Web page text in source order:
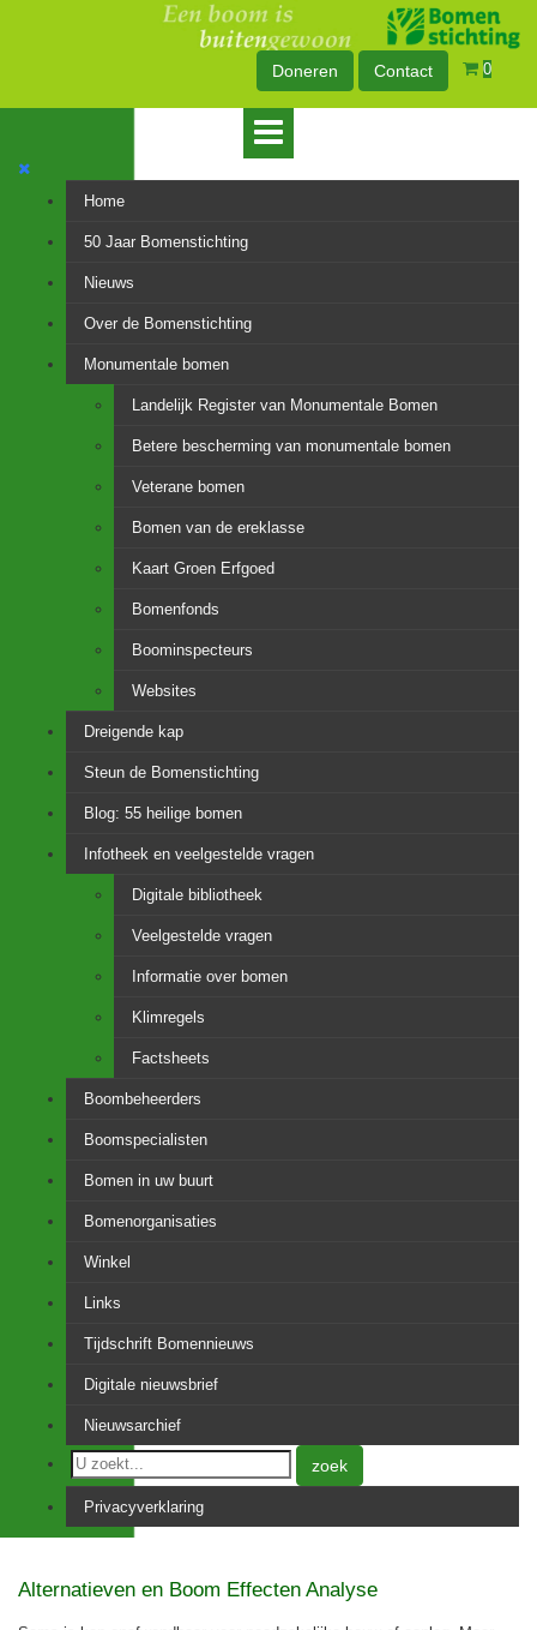
Doneren Contact 0
Home
50 Jaar Bomenstichting
Nieuws
Over de Bomenstichting
Monumentale bomen
Landelijk Register van Monumentale Bomen
Betere bescherming van monumentale bomen
Veterane bomen
Bomen van de ereklasse
Kaart Groen Erfgoed
Bomenfonds
Boominspecteurs
Websites
Dreigende kap
Steun de Bomenstichting
Blog: 55 heilige bomen
Infotheek en veelgestelde vragen
Digitale bibliotheek
Veelgestelde vragen
Informatie over bomen
Klimregels
Factsheets
Boombeheerders
Boomspecialisten
Bomen in uw buurt
Bomenorganisaties
Winkel
Links
Tijdschrift Bomennieuws
Digitale nieuwsbrief
Nieuwsarchief
zoek
Privacyverklaring
Alternatieven en Boom Effecten Analyse